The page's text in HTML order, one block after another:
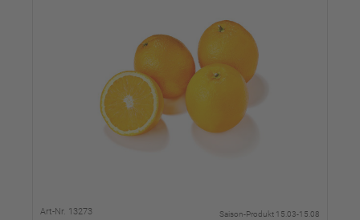
Art-Nr. 13273 Saison-Produkt 15.03-15.08